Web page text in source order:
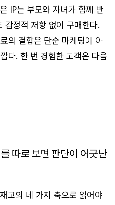
IP는 부모와 자녀가 함께 반
감정적 저항 없이 구매한다.
의 결합은 단순 마케팅이 아
다. 한 번 경험한 고객은 다음
따로 보면 판단이 어긋난
고의 네 가지 축으로 읽어야